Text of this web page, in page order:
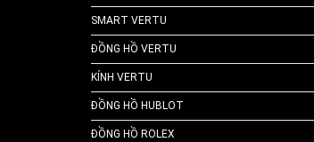
SMART VERTU
ĐỒNG HỒ VERTU
KÍNH VERTU
ĐỒNG HỒ HUBLOT
ĐỒNG HỒ ROLEX